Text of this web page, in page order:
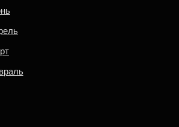
нет. Только настойчивое желание,
человек не может смириться с
закончится. Сильнейший жизненный
нас искать выход из тупика, а разум
в которых мы существуем вопреки
новую форму существования и
«Три вещи надо знать о человеке: